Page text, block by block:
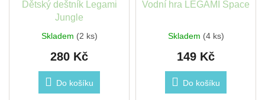
Dětský deštník Legami
Jungle
Skladem (2 ks)
280 Kč
Do košíku
Vodní hra LEGAMI Space
Skladem (4 ks)
149 Kč
Do košíku